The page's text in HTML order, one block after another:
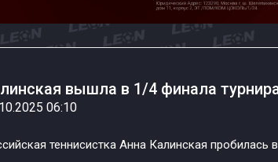
вышла в 1/4 финала
06:10
теннисистка Анна Калинская пробилась